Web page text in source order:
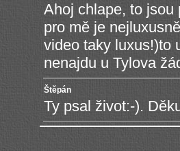
Ahoj chlape, to jsou
pro mě je
video taky luxus!)to
nenajdu u Tylova
Štěpán
Ty psal život:-).